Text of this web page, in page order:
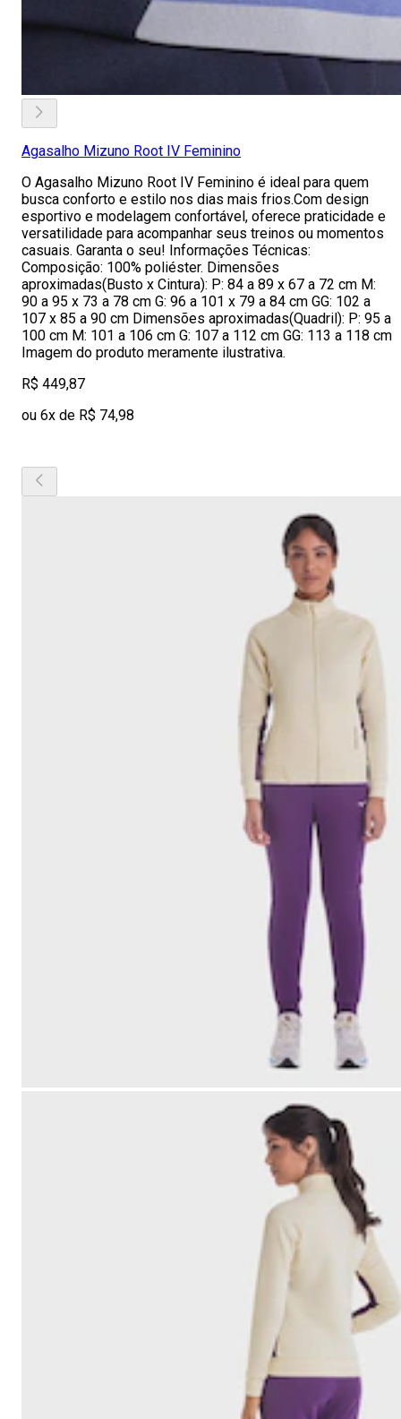
Agasalho Mizuno Root IV Feminino
O Agasalho Mizuno Root IV Feminino é ideal para quem
busca conforto e estilo nos dias mais frios.Com design
esportivo e modelagem confortável, oferece praticidade e
versatilidade para acompanhar seus treinos ou momentos
casuais. Garanta o seu! Informações Técnicas:
Composição: 100% poliéster. Dimensões
aproximadas(Busto x Cintura): P: 84 a 89 x 67 a 72 cm M:
90 a 95 x 73 a 78 cm G: 96 a 101 x 79 a 84 cm GG: 102 a
107 x 85 a 90 cm Dimensões aproximadas(Quadril): P: 95 a
100 cm M: 101 a 106 cm G: 107 a 112 cm GG: 113 a 118 cm
Imagem do produto meramente ilustrativa.
R$ 449,87
ou 6x de R$ 74,98